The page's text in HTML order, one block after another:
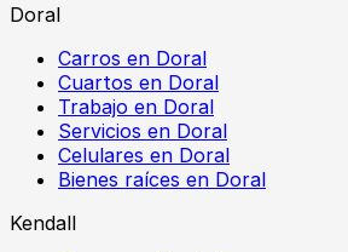
Doral
Carros en Doral
Cuartos en Doral
Trabajo en Doral
Servicios en Doral
Celulares en Doral
Bienes raíces en Doral
Kendall